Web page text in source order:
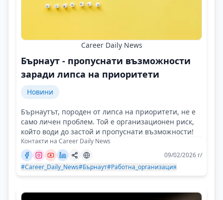
Career Daily News
Бърнаут - пропуснати възможности
заради липса на приоритети
Новини
Бърнаутът, породен от липса на приоритети, не е
само личен проблем. Той е организационен риск,
който води до застой и пропуснати възможности!
Контакти на Career Daily News
09/02/2026 г/
#Career_Daily_News#Бърнаут#Работна_организация